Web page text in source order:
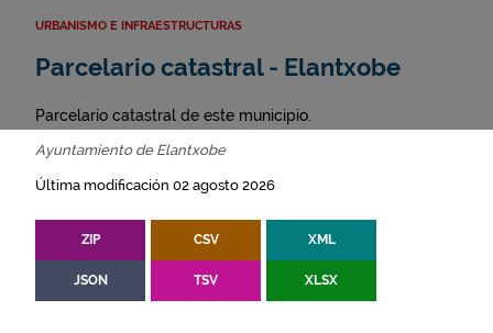
URBANISMO E INFRAESTRUCTURAS
Parcelario catastral - Elantxobe
Parcelario catastral de este municipio.
Ayuntamiento de Elantxobe
Última modificación 02 agosto 2026
ZIP CSV XML
JSON TSV XLSX